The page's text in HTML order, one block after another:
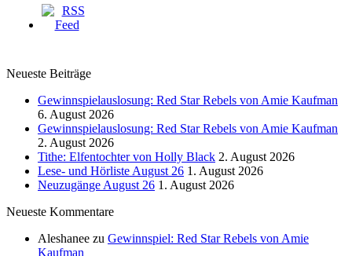
Neueste Beiträge
Gewinnspielauslosung: Red Star Rebels von Amie Kaufman
6. August 2026
Gewinnspielauslosung: Red Star Rebels von Amie Kaufman
2. August 2026
Tithe: Elfentochter von Holly Black 2. August 2026
Lese- und Hörliste August 26 1. August 2026
Neuzugänge August 26 1. August 2026
Neueste Kommentare
Aleshanee zu Gewinnspiel: Red Star Rebels von Amie
Kaufman